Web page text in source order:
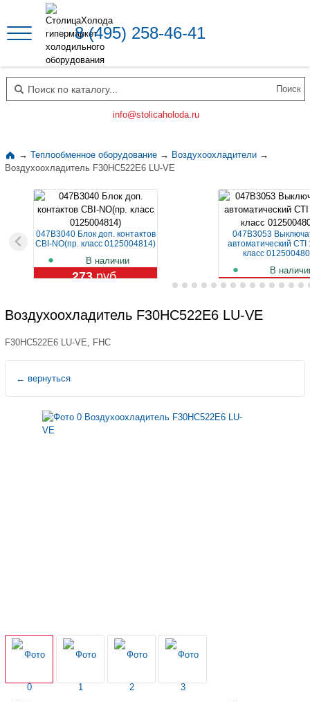
8 (495) 258-46-41
Поиск по каталогу
info@stolicaholoda.ru
→ Теплообменное оборудование → Воздухоохладители →
Воздухоохладитель F30HC522E6 LU-VE
047B3040 Блок доп. контактов
CBI-NO(пр. класс 0125004814)
В наличии
273руб.
047B3053
автоматический CTI
класс
В
1 129 руб.
Воздухоохладитель F30HC522E6 LU-VE
F30HC522E6 LU-VE, FHC
← вернуться